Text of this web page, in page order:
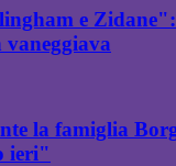
e
vaneggiava
la famiglia
ieri"